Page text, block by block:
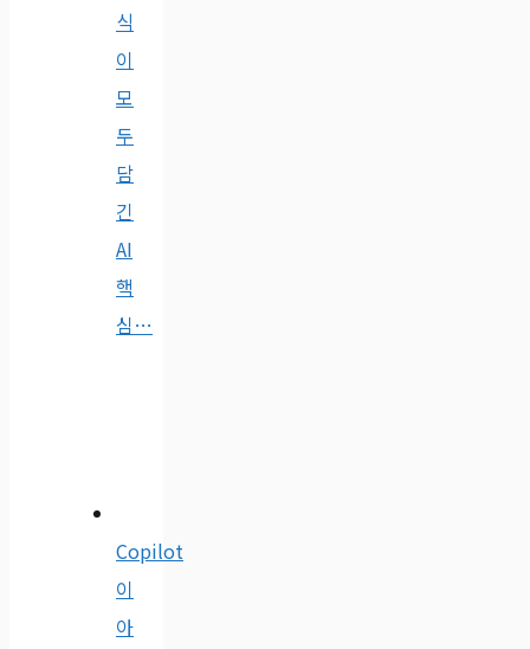
식
이
모
두
담
긴
AI
핵
심…
Copilot
이
아